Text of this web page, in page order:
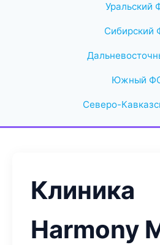
Уральский
Сибирский
Южный
Северо-
Клиника
Harmony